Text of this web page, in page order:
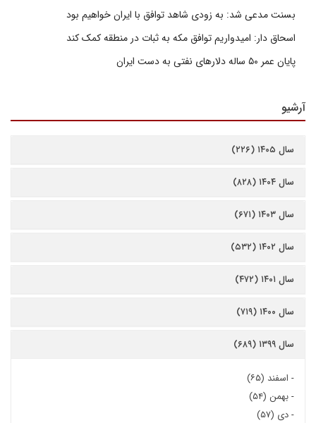
بسنت مدعی شد: به زودی شاهد توافق با ایران خواهیم بود
اسحاق دار: امیدواریم توافق مکه به ثبات در منطقه کمک کند
پایان عمر ۵۰ ساله دلارهای نفتی به دست ایران
آرشیو
سال ۱۴۰۵ (۲۲۶)
سال ۱۴۰۴ (۸۲۸)
سال ۱۴۰۳ (۶۷۱)
سال ۱۴۰۲ (۵۳۲)
سال ۱۴۰۱ (۴۷۲)
سال ۱۴۰۰ (۷۱۹)
سال ۱۳۹۹ (۶۸۹)
- اسفند (۶۵)
-بهمن (۵۴)
-دی (۵۷)